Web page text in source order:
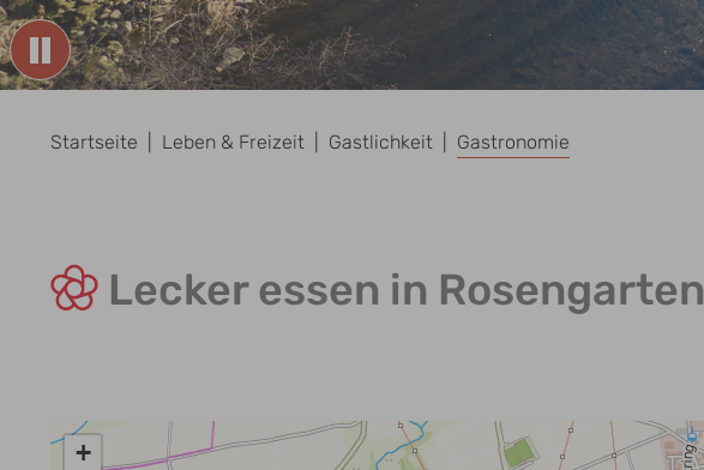
Startseite Leben & Freizeit Gastlichkeit Gastronomie
Lecker essen in Rosengarten